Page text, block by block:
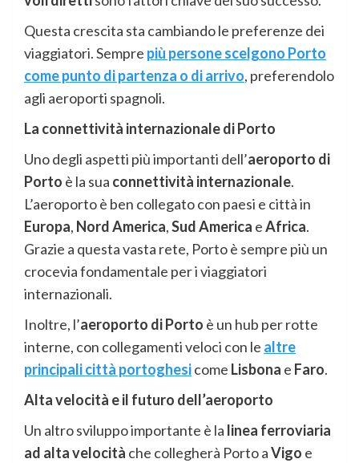
Questa crescita sta cambiando le preferenze dei
viaggiatori. Sempre più persone scelgono Porto
come punto di partenza o di arrivo, preferendolo
agli aeroporti spagnoli.
La connettività internazionale di Porto
Uno degli aspetti più importanti dell’aeroporto di
Porto è la sua connettività internazionale.
L’aeroporto è ben collegato con paesi e città in
Europa, Nord America,Sud America eAfrica.
Grazie a questa vasta rete, Porto è sempre più un
crocevia fondamentale per i viaggiatori
internazionali.
Inoltre, l’aeroporto di Porto è un hub per rotte
interne, con collegamenti veloci con le altre
principali città portoghesicome Lisbona e Faro.
Alta velocità e il futuro dell’aeroporto
Un altro sviluppo importante è la linea ferroviaria
ad alta velocità che collegherà Porto aVigo e